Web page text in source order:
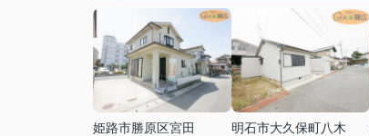
姫路市勝原区宮田
明石市大久保町八木